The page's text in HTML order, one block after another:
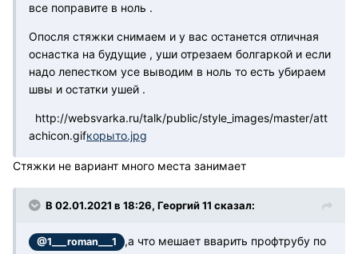
все поправите в ноль .
Опосля стяжки снимаем и у вас останется отличная
оснастка на будущие , уши отрезаем болгаркой и если
надо лепестком усе выводим в ноль то есть убираем
швы и остатки ушей .
http://websvarka.ru/talk/public/style_images/master/att
achicon.gifкорыто.jpg
Стяжки не вариант много места занимает
В 02.01.2021 в 18:26, Георгий 11 сказал:
@1___roman___1
,а что мешает вварить профтрубу по